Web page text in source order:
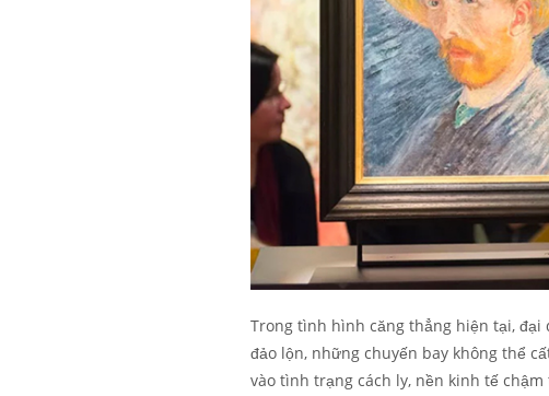
Trong tình hình căng thẳng hiện tại, đại
đảo lộn, những chuyến bay không thể
vào tình trạng cách ly, nền kinh tế